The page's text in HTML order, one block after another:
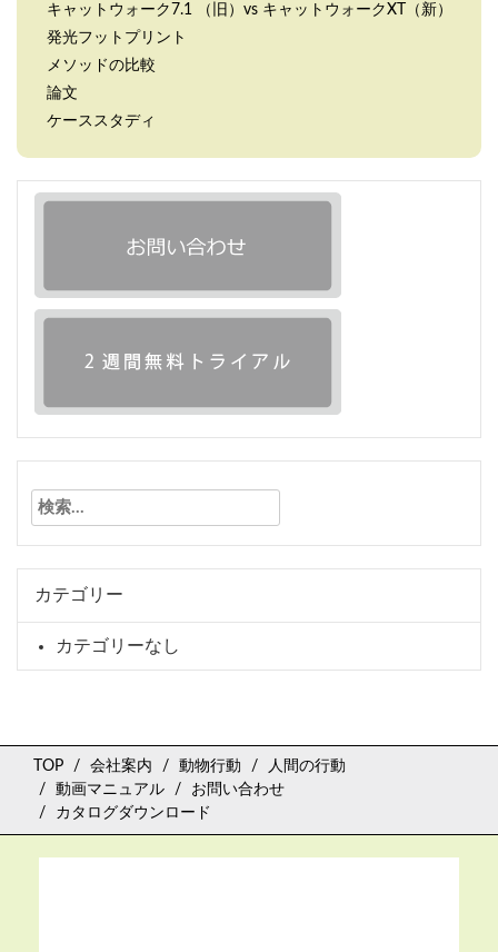
キャットウォーク7.1 （旧）vs キャットウォークXT（新）
発光フットプリント
メソッドの比較
論文
ケーススタディ
検
カテゴリー
カテゴリーなし
TOP 会社案内 動物行動
人間の行動
動画マニュアル
お問い合わせ
カタログダウンロード